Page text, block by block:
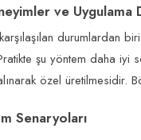
ve Uygulama
durumlardan
Pratikte şu yöntem daha
özel üretilmesidir.
Senaryoları